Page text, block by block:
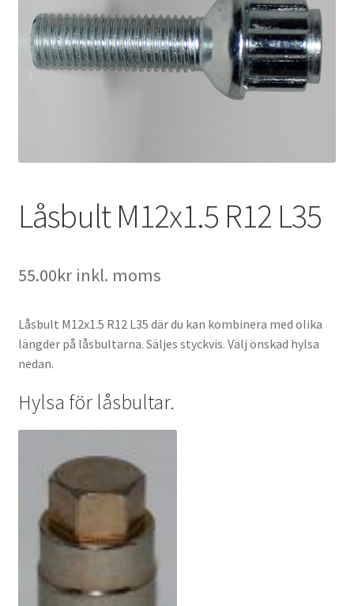
Kontakt / Info
Hjälp/FAQ
Låsbult M12x1.5 R12 L35
55.00krinkl. moms
Låsbult M12x1.5 R12 L35 där du kan kombinera med olika
längder på låsbultarna. Säljes styckvis. Välj önskad hylsa
nedan.
Hylsa för låsbultar.